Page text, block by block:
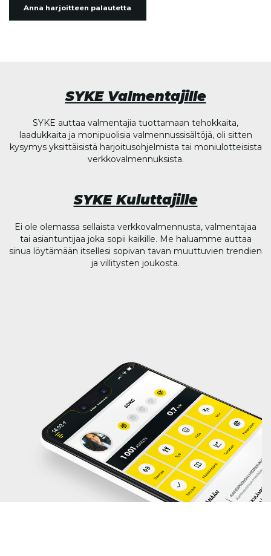
Anna harjoitteen palautetta
SYKE Valmentajille
SYKE auttaa valmentajia tuottamaan tehokkaita,
laadukkaita ja monipuolisia valmennussisältöjä, oli sitten
kysymys yksittäisistä harjoitusohjelmista tai moniulotteisista
verkkovalmennuksista.
SYKE Kuluttajille
Ei ole olemassa sellaista verkkovalmennusta, valmentajaa
tai asiantuntijaa joka sopii kaikille. Me haluamme auttaa
sinua löytämään itsellesi sopivan tavan muuttuvien trendien
ja villitysten joukosta.